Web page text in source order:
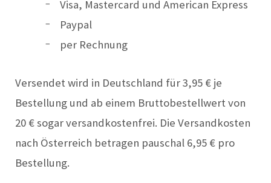
Visa, Mastercard und American Express
Paypal
per Rechnung
Versendet wird in Deutschland für 3,95 € je
Bestellung und ab einem Bruttobestellwert von
20 € sogar versandkostenfrei. Die Versandkosten
nach Österreich betragen pauschal 6,95 € pro
Bestellung.